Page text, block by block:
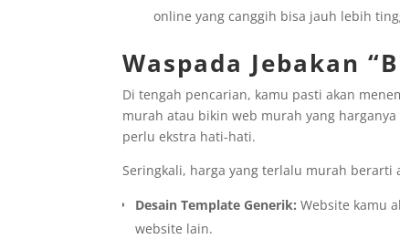
online yang canggih bisa jauh lebih
Waspada Jebakan
Di tengah pencarian, kamu pasti akan
murah atau bikin web murah yang
perlu ekstra hati-hati.
Seringkali, harga yang terlalu murah berarti
Desain Template Generik: Website kamu
website lain.